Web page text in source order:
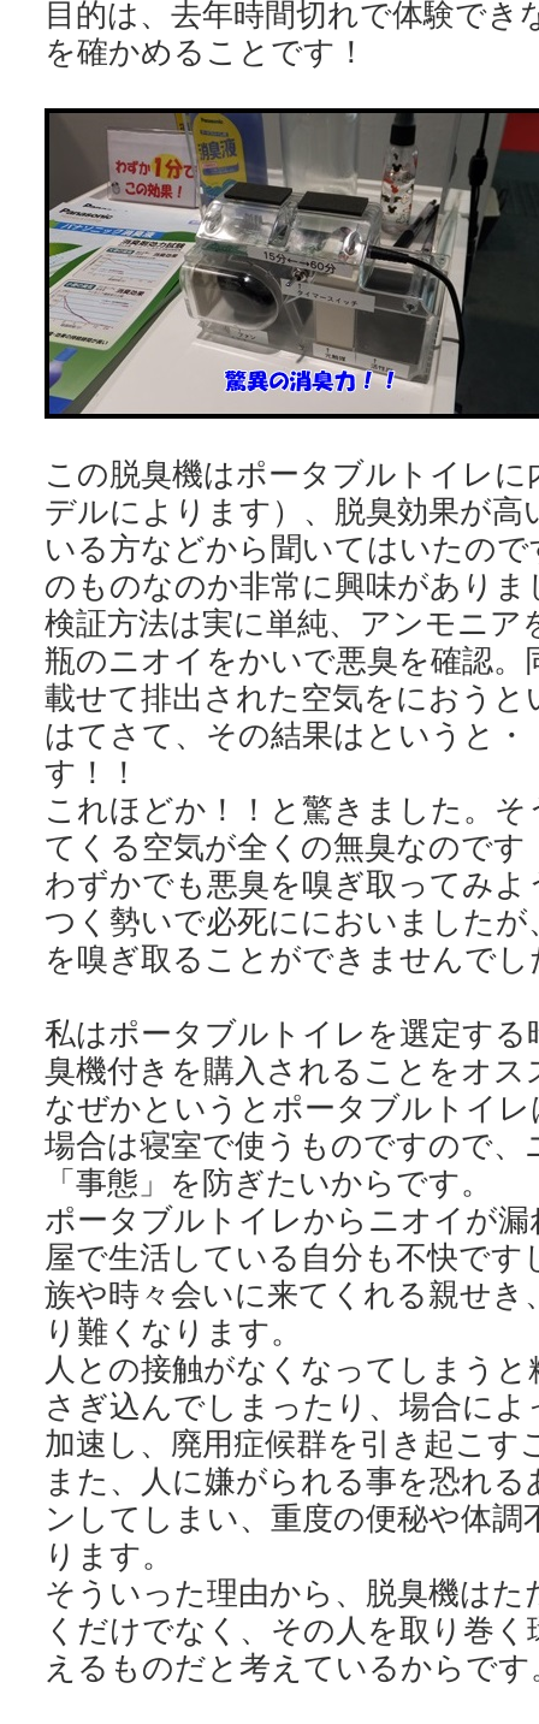
目的は、去年時間切れで体験でき
を確かめることです！
この脱臭機はポータブルトイレ
デルによります）、脱臭効果が高
いる方などから聞いてはいたの
のものなのか非常に興味がありま
検証方法は実に単純、アンモニア
瓶のニオイをかいで悪臭を確認。
載せて排出された空気をにおうと
はてさて、その結果はというと・
す！！
これほどか！！と驚きました。
てくる空気が全くの無臭なのです
わずかでも悪臭を嗅ぎ取ってみ
つく勢いで必死ににおいました
を嗅ぎ取ることができませんでし
私はポータブルトイレを選定す
臭機付きを購入されることをオ
なぜかというとポータブルトイ
場合は寝室で使うものですので、
「事態」を防ぎたいからです。
ポータブルトイレからニオイが
屋で生活している自分も不快です
族や時々会いに来てくれる親せき
り難くなります。
人との接触がなくなってしまう
さぎ込んでしまったり、場合に
加速し、廃用症候群を引き起こす
また、人に嫌がられる事を恐れ
ンしてしまい、重度の便秘や体調
ります。
そういった理由から、脱臭機は
くだけでなく、その人を取り巻
えるものだと考えているからです